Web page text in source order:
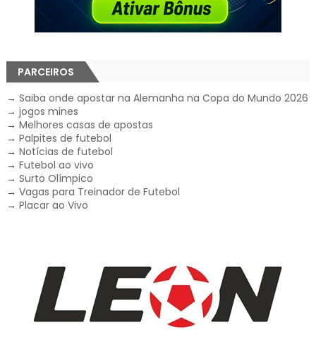
PARCEIROS
→ Saiba onde apostar na Alemanha na Copa do Mundo 2026
→ jogos mines
→ Melhores casas de apostas
→ Palpites de futebol
→ Notícias de futebol
→ Futebol ao vivo
→ Surto Olímpico
→ Vagas para Treinador de Futebol
→ Placar ao Vivo